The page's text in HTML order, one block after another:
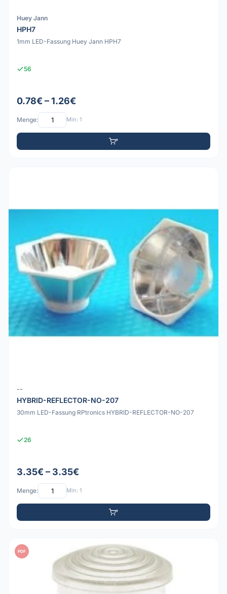
Huey Jann
HPH7
1mm LED-Fassung Huey Jann HPH7
56
0.78€ – 1.26€
Menge: Min: 1
--
HYBRID-REFLECTOR-NO-207
30mm LED-Fassung RPtronics HYBRID-REFLECTOR-NO-207
26
3.35€ – 3.35€
Menge: Min: 1
PDF